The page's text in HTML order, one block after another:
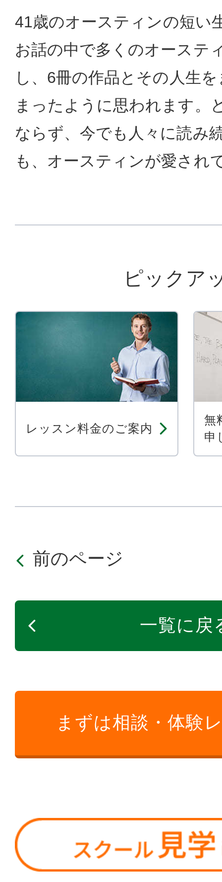
41歳のオースティンの短い
お話の中で多くのオーステ
し、6冊の作品とその人生
まったように思われます。
ならず、今でも人々に読み
も、オースティンが愛され
ピックア
レッスン料金のご案内
無
申
前のページ
一覧に戻
まずは相談・体験